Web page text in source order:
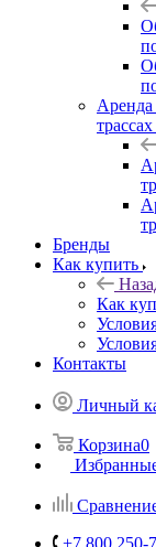
Бренды
Как купить
Как
Контакты
Личный
Корзина0
+7 800 250-